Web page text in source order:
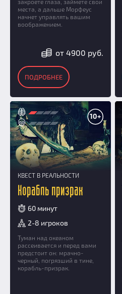
закроете глаза, займете свои
места, а дальше Морфеус
начнет управлять вашим
воображением.
от 4900 руб.
ПОДРОБНЕЕ
10+
КВЕСТ В РЕАЛЬНОСТИ
Корабль призрак
60 минут
2-8 игроков
Туман над океаном
рассеивается и перед вами
предстоит он: мрачно-
черный, погрязший в тине,
корабль-призрак.